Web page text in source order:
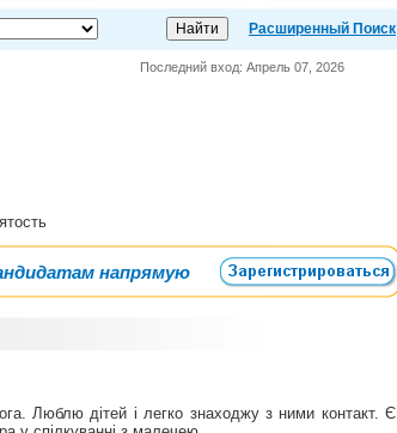
Расширенный Поиск
Последний вход: Апрель 07, 2026
напрямую
Люблю дітей і легко знаходжу з ними контакт. Є